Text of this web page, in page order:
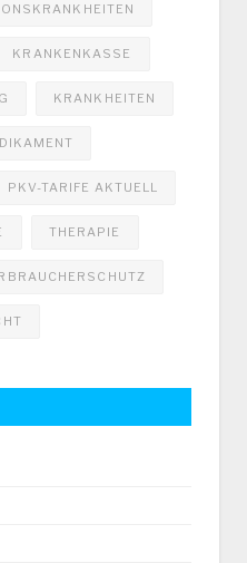
KRANKENKASSE
KRANKHEITEN
PKV-TARIFE AKTUELL
THERAPIE